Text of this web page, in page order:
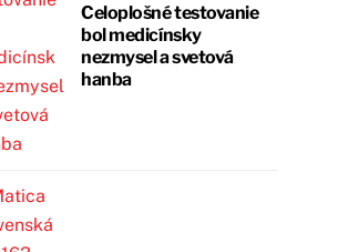
Celoplošné testovanie
bol medicínsky
nezmysel a svetová
hanba